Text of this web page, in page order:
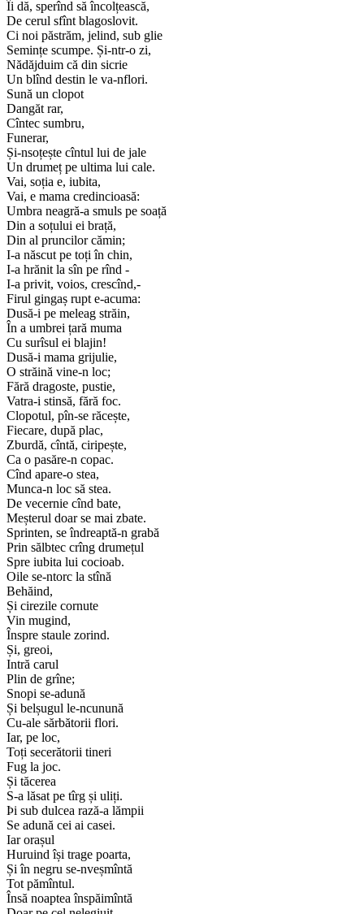
Îi dă, sperînd să încolțească,
De cerul sfînt blagoslovit.
Ci noi păstrăm, jelind, sub glie
Semințe scumpe. Și-ntr-o zi,
Nădăjduim că din sicrie
Un blînd destin le va-nflori.
Sună un clopot
Dangăt rar,
Cîntec sumbru,
Funerar,
Și-nsoțește cîntul lui de jale
Un drumeț pe ultima lui cale.
Vai, soția e, iubita,
Vai, e mama credincioasă:
Umbra neagră-a smuls pe soață
Din a soțului ei brață,
Din al pruncilor cămin;
I-a născut pe toți în chin,
I-a hrănit la sîn pe rînd -
I-a privit, voios, crescînd,-
Firul gingaș rupt e-acuma:
Dusă-i pe meleag străin,
În a umbrei țară muma
Cu surîsul ei blajin!
Dusă-i mama grijulie,
O străină vine-n loc;
Fără dragoste, pustie,
Vatra-i stinsă, fără foc.
Clopotul, pîn-se răcește,
Fiecare, după plac,
Zburdă, cîntă, ciripește,
Ca o pasăre-n copac.
Cînd apare-o stea,
Munca-n loc să stea.
De vecernie cînd bate,
Meșterul doar se mai zbate.
Sprinten, se îndreaptă-n grabă
Prin sălbtec crîng drumețul
Spre iubita lui cocioab.
Oile se-ntorc la stînă
Behăind,
Și cirezile cornute
Vin mugind,
Înspre staule zorind.
Și, greoi,
Intră carul
Plin de grîne;
Snopi se-adună
Și belșugul le-ncunună
Cu-ale sărbătorii flori.
Iar, pe loc,
Toți secerătorii tineri
Fug la joc.
Și tăcerea
S-a lăsat pe tîrg și uliți.
Þi sub dulcea rază-a lămpii
Se adună cei ai casei.
Iar orașul
Huruind își trage poarta,
Și în negru se-nveșmîntă
Tot pămîntul.
Însă noaptea înspăimîntă